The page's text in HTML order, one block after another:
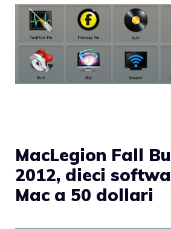
MacLegion Fall
2012, dieci
Mac a 50 dollari